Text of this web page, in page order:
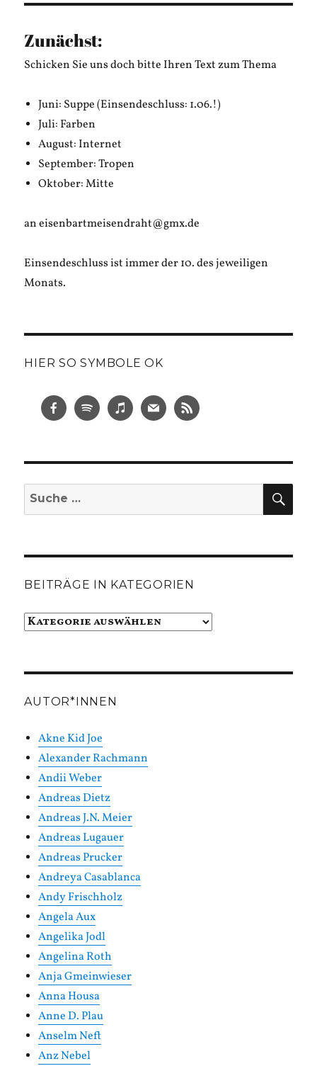
Zunächst:
Schicken Sie uns doch bitte Ihren Text zum Thema
Juni: Suppe (Einsendeschluss: 1.06.!)
Juli: Farben
August: Internet
September: Tropen
Oktober: Mitte
an eisenbartmeisendraht@gmx.de
Einsendeschluss ist immer der 10. des jeweiligen
Monats.
HIER SO SYMBOLE OK
Suche
nach:
BEITRÄGE IN KATEGORIEN
Beiträge
AUTOR*INNEN
Akne Kid Joe
Alexander Rachmann
Andii Weber
Andreas Dietz
Andreas J.N. Meier
Andreas Lugauer
Andreas Prucker
Andreya Casablanca
Andy Frischholz
Angela Aux
Angelika Jodl
Angelina Roth
Anja Gmeinwieser
Anna Housa
Anne D. Plau
Anselm Neft
Anz Nebel